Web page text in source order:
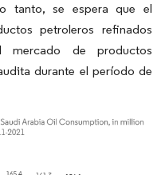
tanto, se espera que el
petroleros refinados
mercado de productos
durante el período de